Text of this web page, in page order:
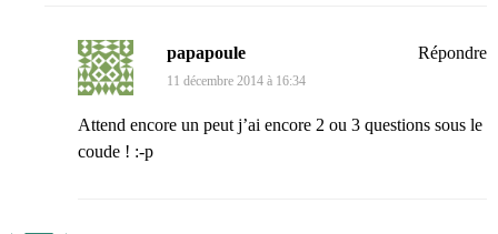
papapoule
11 décembre 2014 à 16:34
Attend encore un peut j’ai encore 2 ou 3 questions sous le
coude ! :-p
Répondre